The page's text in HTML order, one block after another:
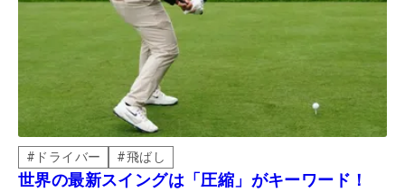
# ドライバー #飛ばし
世界の最新スイングは「圧縮」がキーワード！